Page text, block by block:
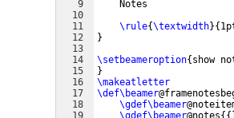
9
10
11
12
13
14
15
16
17
18
    Notes
\rule{\textwidth}{
}
\setbeameroption{ show
}
\makeatletter
\def\beamer
\gdef\beamer